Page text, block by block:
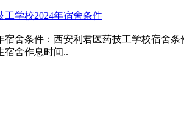
工学校2024年宿舍条件
宿舍条件：西安利君医药技工学校宿舍
宿舍作息时间..